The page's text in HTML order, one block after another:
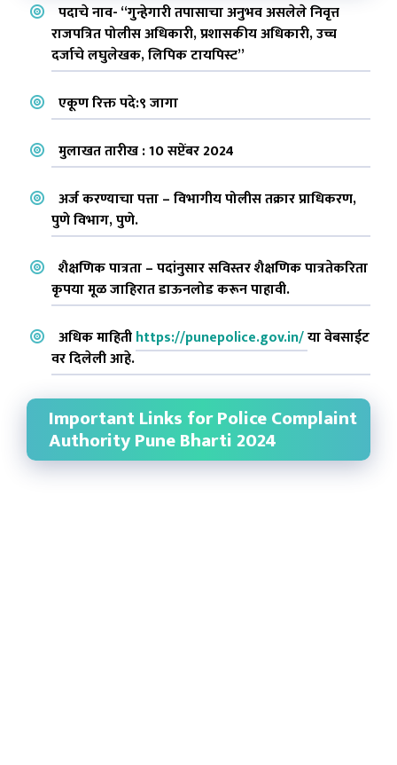
पदाचे नाव- “गुन्हेगारी तपासाचा अनुभव असलेले निवृत्त
राजपत्रित पोलीस अधिकारी, प्रशासकीय अधिकारी, उच्च
दर्जाचे लघुलेखक, लिपिक टायपिस्ट”
एकूण रिक्त पदे:९ जागा
मुलाखत तारीख : 10 सप्टेंबर 2024
अर्ज करण्याचा पत्ता – विभागीय पोलीस तक्रार प्राधिकरण,
पुणे विभाग, पुणे.
शैक्षणिक पात्रता – पदांनुसार सविस्तर शैक्षणिक पात्रतेकरिता
कृपया मूळ जाहिरात डाऊनलोड करून पाहावी.
अधिक माहितीhttps://punepolice.gov.in/या वेबसाईट
वर दिलेली आहे.
Important Links for Police Complaint
Authority Pune Bharti 2024